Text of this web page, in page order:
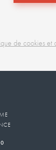
de cookies et